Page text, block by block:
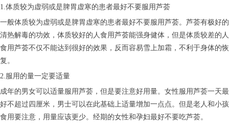
1.体质较为虚弱或是脾胃虚寒的患者最好不要服用芦荟
一般体质较为虚弱或是脾胃虚寒的患者最好不要服用芦荟。芦荟有极好的
清热解毒的功效，体质较好的人食用芦荟能强身健体，但是体质较差的人
食用芦荟不仅不能达到很好的效果，反而容易雪上加霜，不利于身体的恢
复。
2.服用的量一定要适量
成年的男女可以适量服用芦荟，但是要注意好用量。女性服用芦荟一天最
好不超过四厘米，男士可以在此基础上适量增加一点点。但是老人和小孩
食用要注意，用量应该更少。经期的女性和孕妇最好不要吃芦荟。